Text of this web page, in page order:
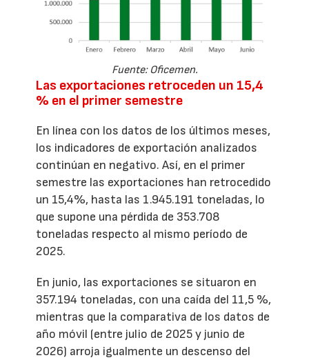
Fuente: Oficemen.
Las exportaciones retroceden un 15,4
% en el primer semestre
En línea con los datos de los últimos meses,
los indicadores de exportación analizados
continúan en negativo. Así, en el primer
semestre las exportaciones han retrocedido
un 15,4%, hasta las 1.945.191 toneladas, lo
que supone una pérdida de 353.708
toneladas respecto al mismo período de
2025.
En junio, las exportaciones se situaron en
357.194 toneladas, con una caída del 11,5 %,
mientras que la comparativa de los datos de
año móvil (entre julio de 2025 y junio de
2026) arroja igualmente un descenso del